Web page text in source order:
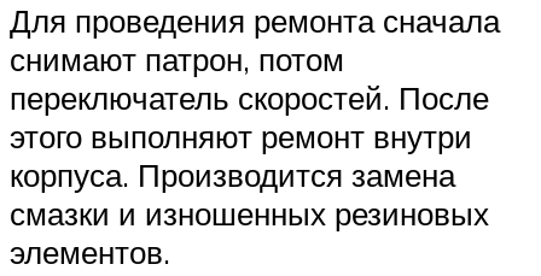
Для проведения ремонта сначала
снимают патрон, потом
переключатель скоростей. После
этого выполняют ремонт внутри
корпуса. Производится замена
смазки и изношенных резиновых
элементов.